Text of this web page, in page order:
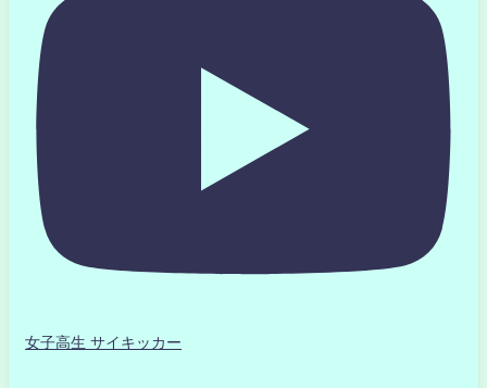
女子高生 サイキッカー